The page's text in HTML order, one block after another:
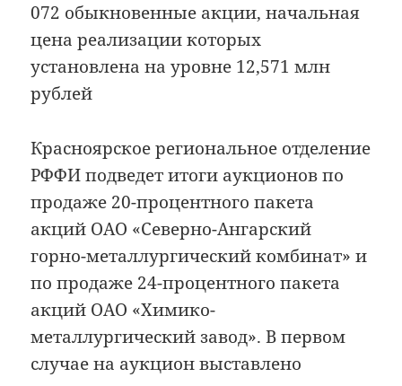
072 обыкновенные акции, начальная
цена реализации которых
установлена на уровне 12,571 млн
рублей
Красноярское региональное отделение
РФФИ подведет итоги аукционов по
продаже 20-процентного пакета
акций ОАО «Северно-Ангарский
горно-металлургический комбинат» и
по продаже 24-процентного пакета
акций ОАО «Химико-
металлургический завод». В первом
случае на аукцион выставлено